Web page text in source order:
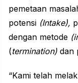
pemetaan
potensi (Intake),
dengan metode
(termination) dan
“Kami telah